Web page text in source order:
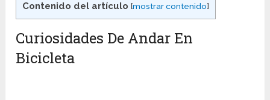
Contenido del artículo [mostrar contenido]
Curiosidades De Andar En
Bicicleta